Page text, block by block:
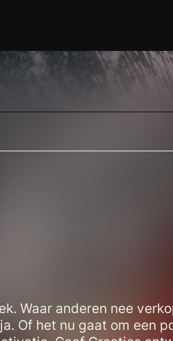
Waar anderen nee
Of het nu gaat om een